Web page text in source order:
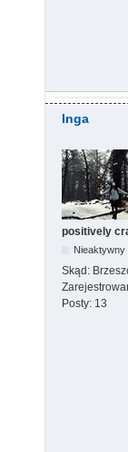
Inga
positively
Nieaktywny
Skąd:
Posty: 13